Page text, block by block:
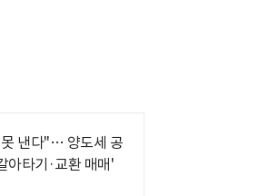
낸다"… 양도세 공
아타기·교환 매매'